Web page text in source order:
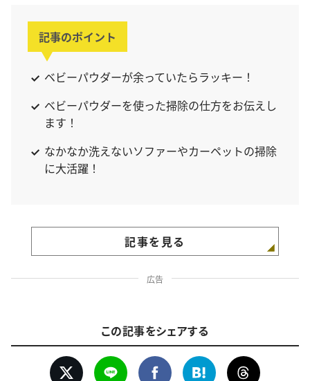
記事のポイント
ベビーパウダーが余っていたらラッキー！
ベビーパウダーを使った掃除の仕方をお伝えし
ます！
なかなか洗えないソファーやカーペットの掃除
に大活躍！
記事を見る
広告
この記事をシェアする